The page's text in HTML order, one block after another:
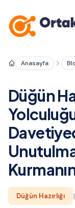
Anasayfa
Düğün
Düğün Hazırlığı